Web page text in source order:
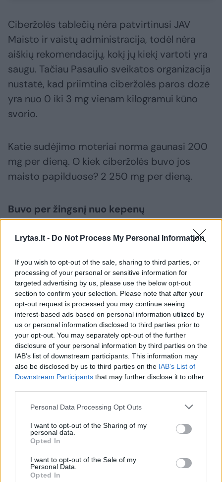
Lrytas.lt - Do Not Process My Personal Information
If you wish to opt-out of the sale, sharing to third parties, or
processing of your personal or sensitive information for
targeted advertising by us, please use the below opt-out
section to confirm your selection. Please note that after your
opt-out request is processed you may continue seeing
interest-based ads based on personal information utilized by
us or personal information disclosed to third parties prior to
your opt-out. You may separately opt-out of the further
disclosure of your personal information by third parties on the
IAB’s list of downstream participants. This information may
also be disclosed by us to third parties on the IAB’s List of
Downstream Participants that may further disclose it to other
Personal Data Processing Opt Outs
I want to opt-out of the Sharing of my
personal data.
Opted In
I want to opt-out of the Sale of my
Personal Data.
Opted In
Ciberžolės tablečių nėra patvirtinusi JAV
Maisto ir vaistų administracija, todėl nėra
aiškių rekomendacijų, kokį jų kiekį vartoti yra
saugu. Tačiau Pasaulio sveikatos organizacija
nustatė, kad priimtina ciberžolės paros dozė
yra nuo 0 iki 3 mg vienam kilogramui kūno
svorio.
Katie sudėjimo moteriai norma gaunasi 200
mg per dieną. O kiek ciberžolės buvo jos
maisto papilduose? 2 250 mg per dieną.
Buvo per žingsnį nuo kepenų
nepakankamumo
Tačiau pablogėjusią savijautą su maisto
papildais moteris susiejo tik per televiziją
pamačiusi reportažą, kad augaliniai maisto
papildai vis dažniau žmonėms sužaloja
kepenis.
„Mano galvoje užsidegė lemputė: „O, Dieve!
Štai kas galėjo nutikti ir man.“
moters kepenų fermentų kiekis normą viršijo
net 60 kartų!
Pervežus ją į Niujorko universiteto „NYU
Langone“ ligoninę, gydytojus šokiravo, kaip